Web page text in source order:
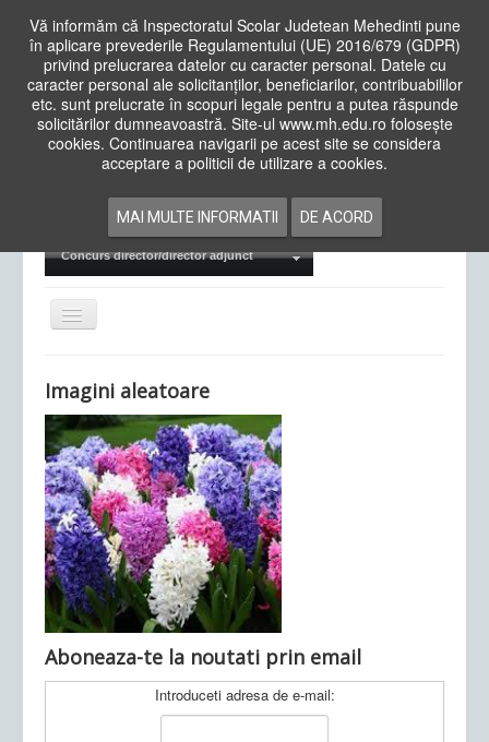
Vă informăm că Inspectoratul Scolar Judetean Mehedinti pune
în aplicare prevederile Regulamentului (UE) 2016/679 (GDPR)
privind prelucrarea datelor cu caracter personal. Datele cu
caracter personal ale solicitanților, beneficiarilor, contribuabililor
etc. sunt prelucrate în scopuri legale pentru a putea răspunde
solicitărilor dumneavoastră. Site-ul www.mh.edu.ro folosește
cookies. Continuarea navigarii pe acest site se considera
acceptare a politicii de utilizare a cookies.
MAI MULTE INFORMATII DE ACORD
Cauta
in
siteAcasa Cadre Didactice
Examene Naționale
Concurs director/director adjunct
Comută
navigarea
Ultimele articole: Vi, 04.11.2022 -
Județean Mehedinți
Imagini aleatoare
Aboneaza-te la noutati prin email
Introduceti adresa de e-mail: